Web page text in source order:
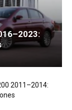
2011–2014: